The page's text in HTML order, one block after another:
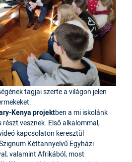
tagjai szerte a világon jelen
Kenya projektben a mi iskolánk
vesznek. Első alkalommal,
kapcsolaton keresztül
Kéttannyelvű Egyházi
valamint Afrikából, most